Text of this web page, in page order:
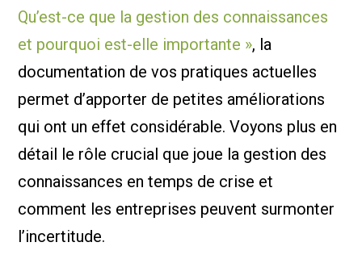
Qu’est-ce que la gestion des connaissances
et pourquoi est-elle importante », la
documentation de vos pratiques actuelles
permet d’apporter de petites améliorations
qui ont un effet considérable. Voyons plus en
détail le rôle crucial que joue la gestion des
connaissances en temps de crise et
comment les entreprises peuvent surmonter
l’incertitude.